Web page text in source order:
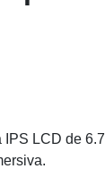
IPS LCD de 6.7